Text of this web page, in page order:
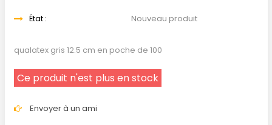
État : Nouveau produit
qualatex gris 12.5 cm en poche de 100
Ce produit n'est plus en stock
Envoyer à un ami